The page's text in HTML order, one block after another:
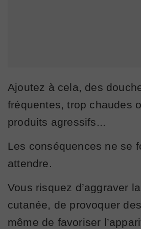
Ajoutez à cela, des
fréquentes, trop chaudes
produits agressifs...
Les conséquences ne se
attendre.
Vous risquez d’aggraver
cutanée, de provoquer
même de favoriser